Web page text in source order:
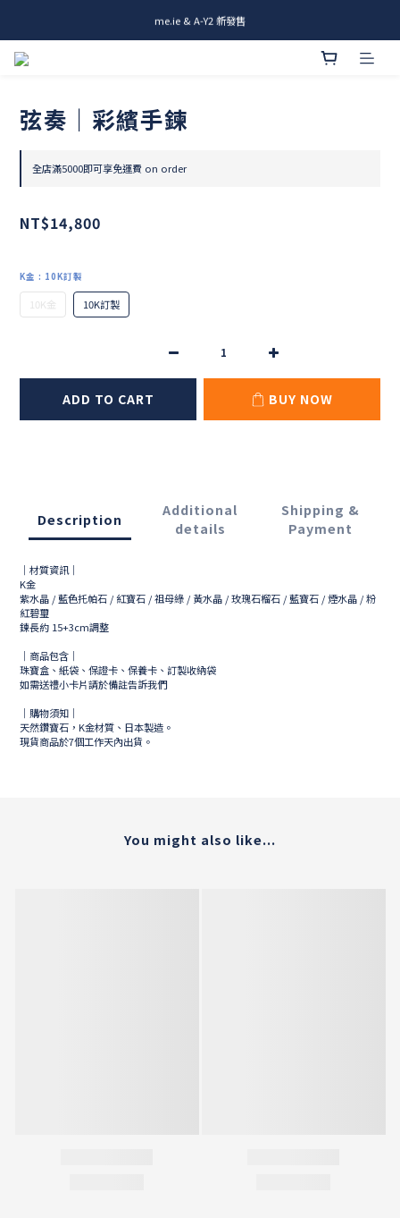
me.ie & A-Y2 新發售
me.ie & A-Y2 新發售
弦奏｜彩繽手鍊
全店滿5000即可享免運費 on order
NT$14,800
K金 : 10K訂製
10K金 10K訂製
ADD TO CART BUY NOW
Description
Additional
details
Shipping &
Payment
｜材質資訊｜
K金
紫水晶 / 藍色托帕石 / 紅寶石 / 祖母綠 / 黃水晶 / 玫瑰石榴石 / 藍寶石 / 煙水晶 / 粉
紅碧璽
鍊長約 15+3cm調整
｜商品包含｜
珠寶盒、紙袋、保證卡、保養卡、訂製收納袋
如需送禮小卡片請於備註告訴我們
｜購物須知｜
天然鑽寶石，K金材質、日本製造。
現貨商品於7個工作天內出貨。
You might also like...